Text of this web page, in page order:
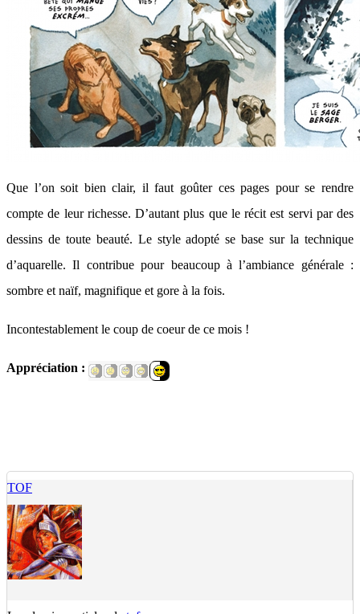
Que l’on soit bien clair, il faut goûter ces pages pour se rendre
compte de leur richesse. D’autant plus que le récit est servi par des
dessins de toute beauté. Le style adopté se base sur la technique
d’aquarelle. Il contribue pour beaucoup à l’ambiance générale :
sombre et naïf, magnifique et gore à la fois.
Incontestablement le coup de coeur de ce mois !
Appréciation :
TOF